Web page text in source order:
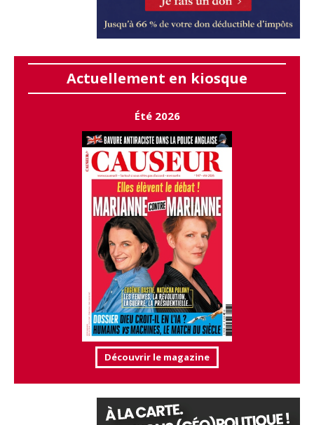
Actuellement en kiosque
Été 2026
Découvrir le magazine